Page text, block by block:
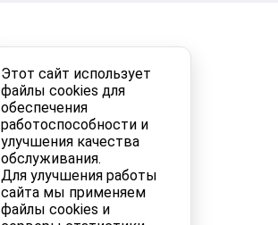
Этот сайт использует
файлы cookies для
обеспечения
работоспособности и
улучшения качества
обслуживания.
Для улучшения работы
сайта мы применяем
файлы cookies и